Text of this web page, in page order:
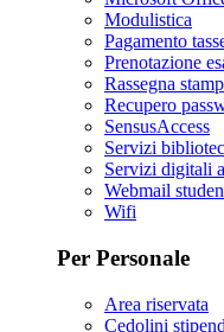
Modulistica
Pagamento
Prenotazione
Rassegna
Recupero
SensusAccess
Servizi
Servizi digitali
Webmail
Wifi
Per Personale
Area riservata
Cedolini